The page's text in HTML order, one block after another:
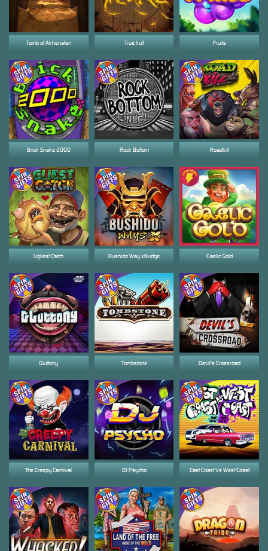
Roadkill
Rock Bottom
Brick Snake 2000
Devil's Crossroad
Tomb of Akhenaten
Gluttony
Fruits
DJ Psycho
Tombstone
Gaelic Gold
East Coast Vs West Coast
The Creepy Carnival
True kult
Bushido Way xNudge
Ugliest Catch